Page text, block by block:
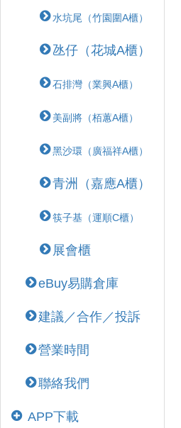
水坑尾（竹園圍A櫃）
氹仔（花城A櫃）
石排灣（業興A櫃）
美副將（栢蕙A櫃）
黑沙環（廣福祥A櫃）
青洲（嘉應A櫃）
筷子基（運順C櫃）
展會櫃
eBuy易購倉庫
建議／合作／投訴
營業時間
聯絡我們
APP下載